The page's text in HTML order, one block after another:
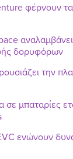
φέρνουν
δορυφόρων
την
σε μπαταρίες
ενώνουν